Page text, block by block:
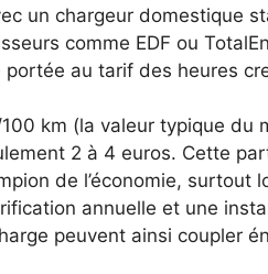
un chargeur domestique
comme EDF ou
au tarif des heures
km (la valeur typique du
2 à 4 euros. Cette
de l’économie, surtout
annuelle et une
peuvent ainsi coupler